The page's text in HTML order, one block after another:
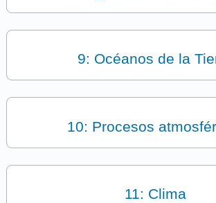
9: Océanos de la
10: Procesos
11: Clima